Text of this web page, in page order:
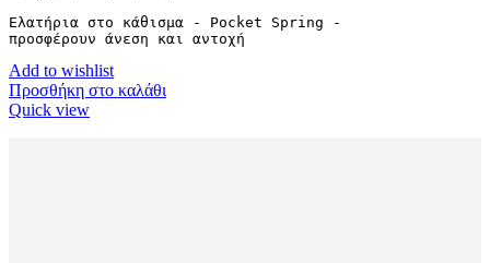
Ελατήρια στο κάθισμα - Pocket Spring -
προσφέρουν άνεση και αντοχή
Add to wishlist
Προσθήκη στο καλάθι
Quick view